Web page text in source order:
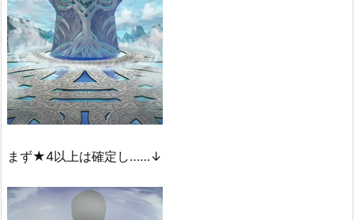
まず★4以上は確定し……↓